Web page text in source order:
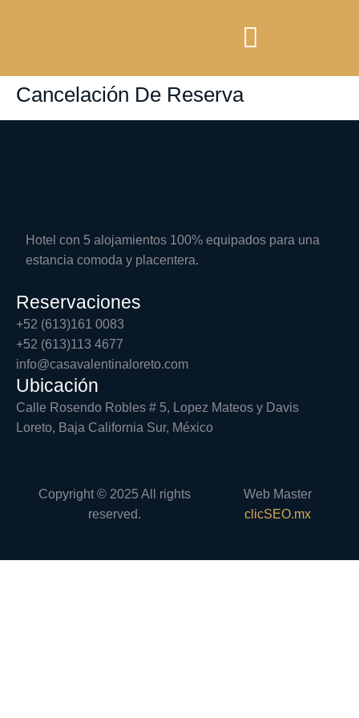
Cancelación De Reserva
Hotel con 5 alojamientos 100% equipados para una
estancia comoda y placentera.
Reservaciones
+52 (613)161 0083
+52 (613)113 4677
info@casavalentinaloreto.com
Ubicación
Calle Rosendo Robles # 5, Lopez Mateos y Davis
Loreto, Baja California Sur, México
Copyright © 2025 All rights
reserved.
Web Master
clicSEO.mx